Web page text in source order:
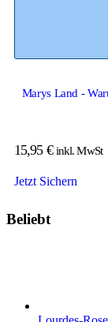
Marys Land -
15,95 € inkl. MwSt
Jetzt Sichern
Beliebt